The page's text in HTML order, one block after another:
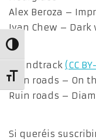
Alternar alto
Alternar tamaño
Alex Beroza –
Ivan Chew – Dark
Soundtrack (CC
Ruin roads – On
Ruin roads –
Si queréis